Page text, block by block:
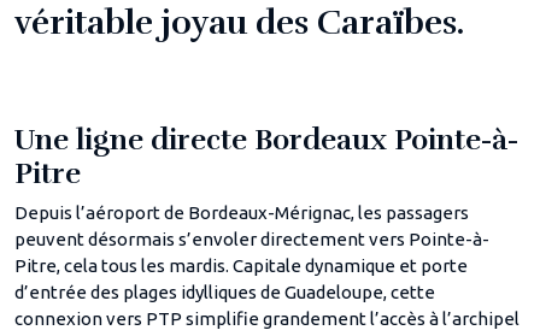
véritable joyau des Caraïbes.
Une ligne directe Bordeaux Pointe-à-
Pitre
Depuis l’aéroport de Bordeaux-Mérignac, les passagers
peuvent désormais s’envoler directement vers Pointe-à-
Pitre, cela tous les mardis. Capitale dynamique et porte
d’entrée des plages idylliques de Guadeloupe, cette
connexion vers PTP simplifie grandement l’accès à l’archipel